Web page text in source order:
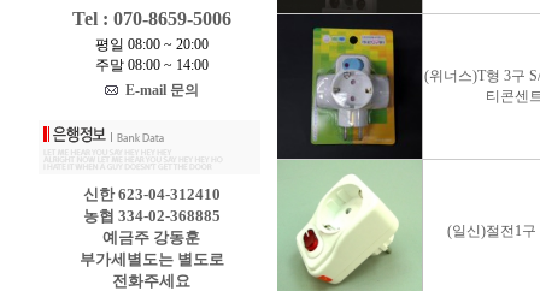
Tel : 070-8659-5006
평일 08:00 ~ 20:00
주말 08:00 ~ 14:00
E-mail 문의
신한 623-04-312410
농협 334-02-368885
예금주 강동훈
부가세별도는 별도로
전화주세요
(위너스)T형 3구
티콘센
(일신)절전1구